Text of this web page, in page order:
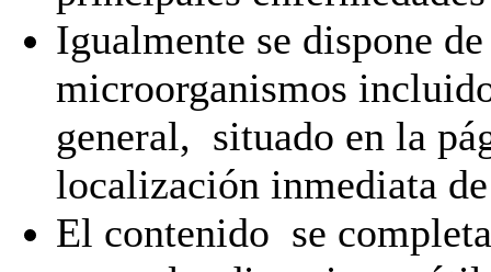
Igualmente se dispone
microorganismos
general, situado en la
localización inmediata
El contenido se